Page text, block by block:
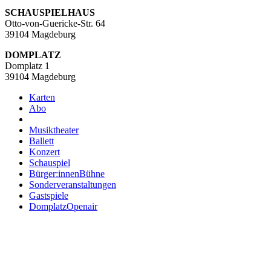
SCHAUSPIELHAUS
Otto-von-Guericke-Str. 64
39104 Magdeburg
DOMPLATZ
Domplatz 1
39104 Magdeburg
Karten
Abo
Musiktheater
Ballett
Konzert
Schauspiel
Bürger:innenBühne
Sonderveranstaltungen
Gastspiele
DomplatzOpenair